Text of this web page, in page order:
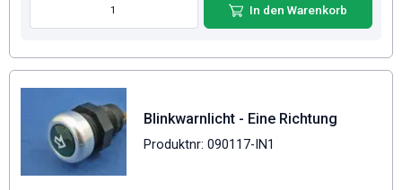
In den Warenkorb
Blinkwarnlicht - Eine Richtung
Produktnr: 090117-IN1